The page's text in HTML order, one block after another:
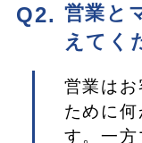
営業と
えてく
営業は
ために
す。一